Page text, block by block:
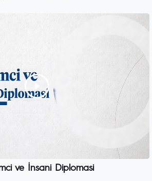
ve İnsani Diplomasi